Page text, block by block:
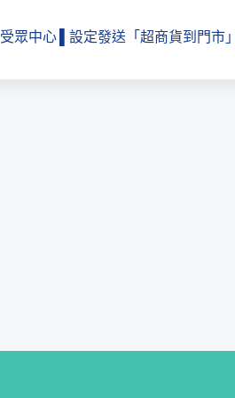
受眾中心 ▌設定發送「超商貨到門市